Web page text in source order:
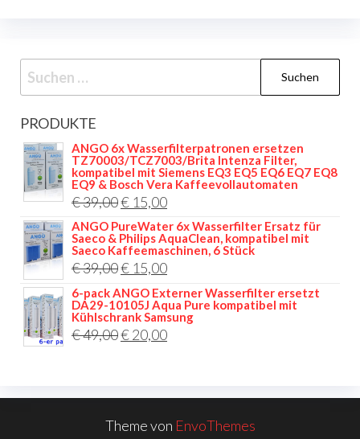
Suchen
nach:
PRODUKTE
ANGO 6x Wasserfilterpatronen ersetzen
TZ70003/TCZ7003/Brita Intenza Filter,
kompatibel mit Siemens EQ3 EQ5 EQ6 EQ7 EQ8
EQ9 & Bosch Vera Kaffeevollautomaten
€39,00Ursprünglicher
Preis
war:
€ 39,00
€ 15,00Aktueller
Preis
ist:
€ 15,00.
ANGO PureWater 6x Wasserfilter Ersatz für
Saeco & Philips AquaClean, kompatibel mit
Saeco Kaffeemaschinen, 6 Stück
€39,00Ursprünglicher
Preis
war:
€ 39,00
€ 15,00Aktueller
Preis
ist:
€ 15,00.
6-pack ANGO Externer Wasserfilter ersetzt
DA29-10105J Aqua Pure kompatibel mit
Kühlschrank Samsung
€49,00Ursprünglicher
€ 49,00
€20,00Aktueller
€ 20,00.
Theme von EnvoThemes